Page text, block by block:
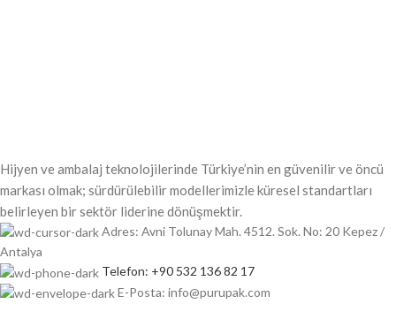
Hijyen ve ambalaj teknolojilerinde Türkiye’nin en güvenilir ve öncü
markası olmak; sürdürülebilir modellerimizle küresel standartları
belirleyen bir sektör liderine dönüşmektir.
Adres: Avni Tolunay Mah. 4512. Sok. No: 20 Kepez /
Antalya
Telefon: +90 532 136 82 17
E-Posta: info@purupak.com